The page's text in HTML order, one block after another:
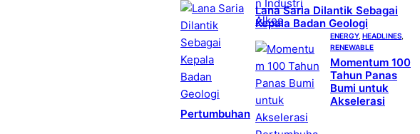
Lana Saria Dilantik Sebagai
Kepala Badan Geologi
ENERGY, HEADLINES
RENEWABLE
Momentum 100
Tahun Panas
Bumi untuk
Akselerasi
Pertumbuhan